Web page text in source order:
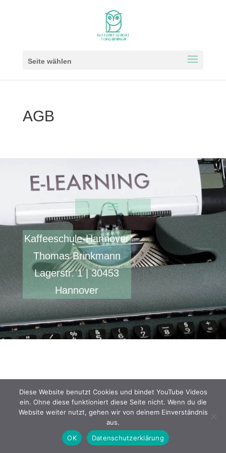
Seite wählen
AGB
Kaffeeschule-Hannover
Thomas Brinkmann
Lagerstr. 1 | 30453
Hannover
Diese Website benutzt Cookies und bindet YouTube Videos
ein. Ohne diese funktioniert diese Seite nicht. Wenn du die
Website weiter nutzt, gehen wir von deinem Einverständnis
aus.
OK
Datenschutzerklärung